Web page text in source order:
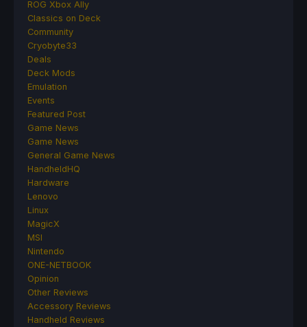
ROG Xbox Ally
Classics on Deck
Community
Cryobyte33
Deals
Deck Mods
Emulation
Events
Featured Post
Game News
Game News
General Game News
HandheldHQ
Hardware
Lenovo
Linux
MagicX
MSI
Nintendo
ONE-NETBOOK
Opinion
Other Reviews
Accessory Reviews
Handheld Reviews